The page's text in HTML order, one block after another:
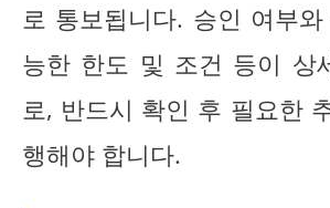
로 통보됩니다. 승인 여부
능한 한도 및 조건 등이 상
로, 반드시 확인 후 필요한
행해야 합니다.